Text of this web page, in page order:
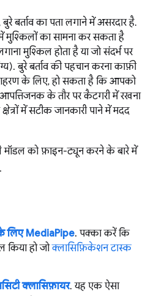
बर्ताव का पता लगाने में असरदार है.
मुश्किलों का सामना कर सकता है
मुश्किल होता है या जो संदर्भ पर
बुरे बर्ताव की पहचान करना काफ़ी
के लिए, हो सकता है कि आपको
के तौर पर कैटगरी में रखना
में सटीक जानकारी पाने में मदद
मॉडल को फ़ाइन-ट्यून करने के बारे में
लिए MediaPipe. पक्का करें कि
किया हो जोक्लासिफ़िकेशन टास्क
क्लासिफ़ायर. यह एक ऐसा